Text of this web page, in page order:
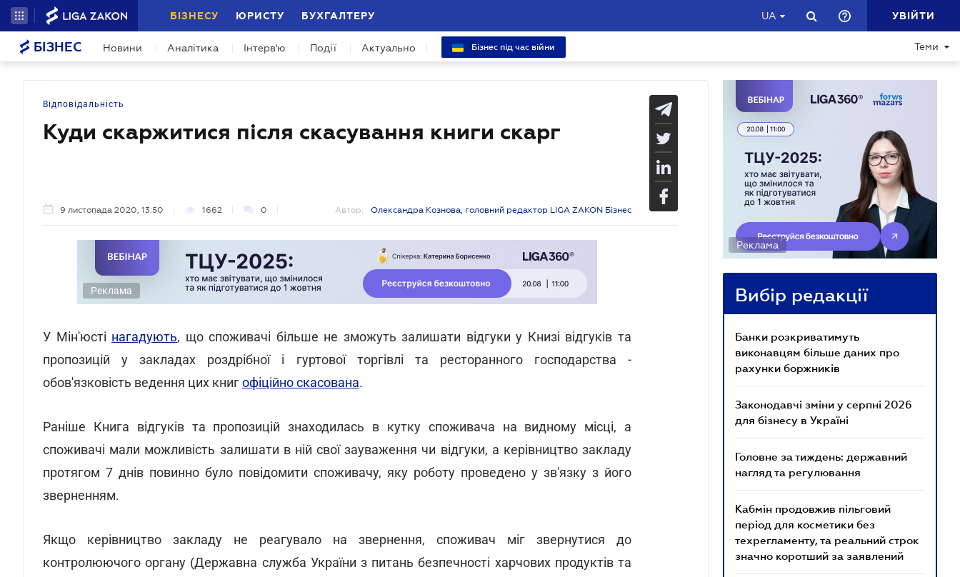
БІЗНЕСУ ЮРИСТУ БУХГАЛТЕРУ UA УВІЙТИ
БІЗНЕС Новини Аналітика Інтерв'ю Події Актуально Бізнес під час війни Теми
Відповідальність
Куди скаржитися після скасування книги скарг
9 листопада 2020, 13:50 1662 0 Автор: Олександра Кознова, головний редактор LIGA ZAKON Бізнес
Реклама
У Мін'юсті нагадують, що споживачі більше не зможуть залишати відгуки у Книзі відгуків та
пропозицій у закладах роздрібної і гуртової торгівлі та ресторанного господарства -
обов'язковість ведення цих книгофіційно скасована.
Раніше Книга відгуків та пропозицій знаходилась в кутку споживача на видному місці, а
споживачі мали можливість залишати в ній свої зауваження чи відгуки, а керівництво закладу
протягом 7 днів повинно було повідомити споживачу, яку роботу проведено у зв'язку з його
зверненням.
Якщо керівництво закладу не реагувало на звернення, споживач міг звернутися до
контролюючого органу (Державна служба України з питань безпечності харчових продуктів та
Реклама
Вибір редакції
Банки розкриватимуть
виконавцям більше даних про
рахунки боржників
Законодавчі зміни у серпні 2026
для бізнесу в Україні
Головне за тиждень: державний
нагляд та регулювання
Кабмін продовжив пільговий
період для косметики без
техрегламенту, та реальний строк
значно коротший за заявлений